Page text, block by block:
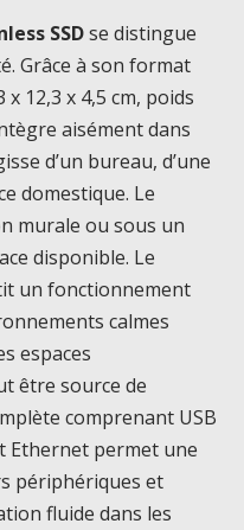
SSDse distingue
Grâce à son format
12,3 x 4,5 cm, poids
aisément dans
d’un bureau, d’une
domestique. Le
murale ou sous un
disponible. Le
un fonctionnement
calmes
espaces
être source de
comprenant USB
Ethernet permet une
périphériques et
fluide dans les